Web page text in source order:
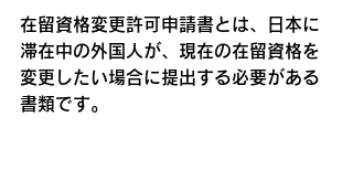
在留資格変更許可申請書とは、日本に
滞在中の外国人が、現在の在留資格を
変更したい場合に提出する必要がある
書類です。